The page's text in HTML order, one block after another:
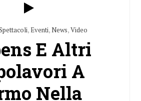
,Eventi,News,Video
E Altri
A
Nella